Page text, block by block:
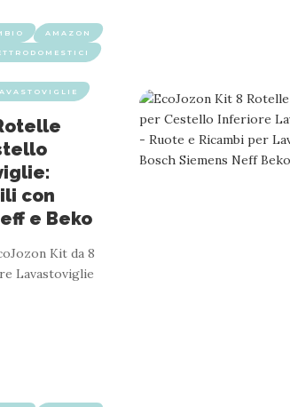
AMAZON
01: Cestello Portaposate
AMAZON
con
e Beko
Kit da 8
Lavastoviglie